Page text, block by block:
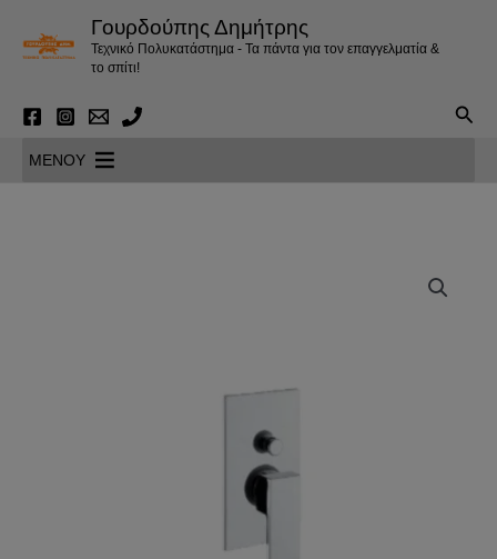
περιεχόμενο
Γουρδούπης Δημήτρης
Τεχνικό Πολυκατάστημα - Τα πάντα για τον επαγγελματία &
το σπίτι!
MENOY